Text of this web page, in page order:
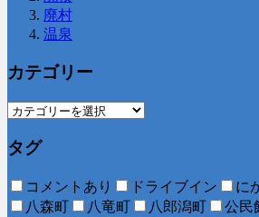
廃村
温泉
カテゴリー
タグ
コメントあり ドライブイン に
八森町
八竜町 八郎潟町 公民